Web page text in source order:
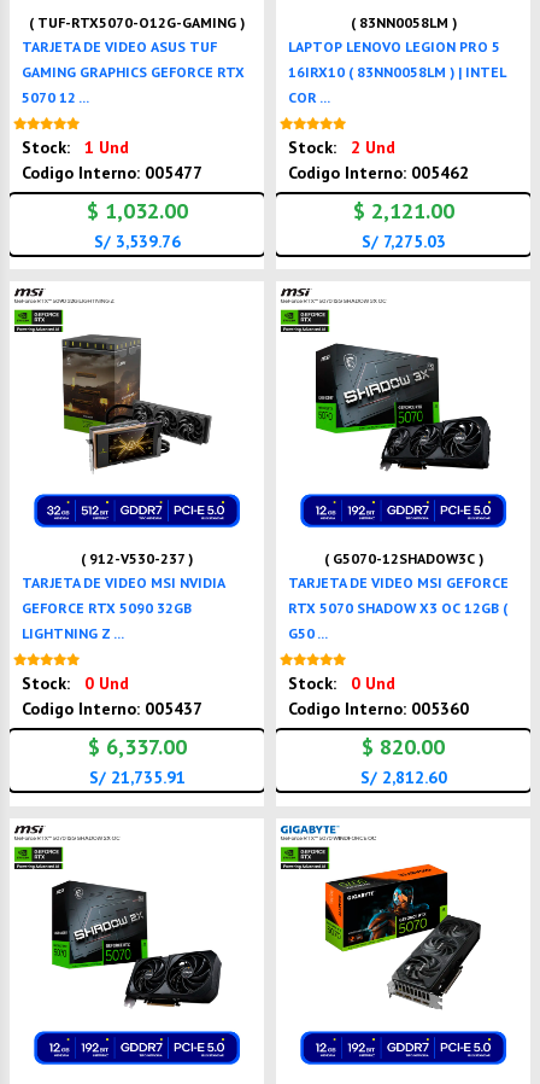
( TUF-RTX5070-O12G-GAMING )
TARJETA DE VIDEO ASUS TUF
GAMING GRAPHICS GEFORCE RTX
5070 12 ...
Stock:
1 Und
Codigo Interno: 005477
$ 1,032.00
S/ 3,539.76
( 83NN0058LM )
LAPTOP LENOVO LEGION PRO 5
16IRX10 ( 83NN0058LM ) | INTEL
COR ...
Stock:
2 Und
Codigo Interno: 005462
$ 2,121.00
S/ 7,275.03
( 912-V530-237 )
TARJETA DE VIDEO MSI NVIDIA
GEFORCE RTX 5090 32GB
LIGHTNING Z ...
Stock:
0 Und
Codigo Interno: 005437
$ 6,337.00
S/ 21,735.91
( G5070-12SHADOW3C )
TARJETA DE VIDEO MSI GEFORCE
RTX 5070 SHADOW X3 OC 12GB (
G50 ...
Stock:
0 Und
Codigo Interno: 005360
$ 820.00
S/ 2,812.60